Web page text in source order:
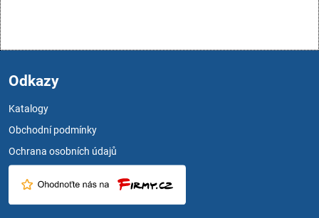
Odkazy
Katalogy
Obchodní podmínky
Ochrana osobních údajů